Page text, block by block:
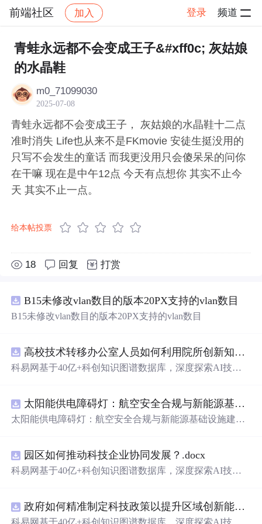
前端社区 加入 登录 频道
社区 前端社区 感慨 帖子详情
青蛙永远都不会变成王子&#xff0c; 灰姑娘
的水晶鞋
m0_71099030
2025-07-08
青蛙永远都不会变成王子， 灰姑娘的水晶鞋十二点
准时消失 Life也从来不是FKmovie 安徒生挺没用的
只写不会发生的童话 而我更没用只会傻呆呆的问你
在干嘛 现在是中午12点 今天有点想你 其实不止今
天 其实不止一点。
给本帖投票
18 回复 打赏
B15未修改vlan数目的版本20PX支持的vlan数目
B15未修改vlan数目的版本20PX支持的vlan数目
高校技术转移办公室人员如何利用院所创新知识图谱发现技术转化瓶颈？.docx
科易网基于40亿+科创知识图谱数据库，深度探索AI技术
新领域的AI+数智化解决方案，推动科技创新与产业创新
智能化发展。
太阳能供电障碍灯：航空安全合规与新能源基础设施建设驱动的离网照明市场.docx
太阳能供电障碍灯：航空安全合规与新能源基础设施建设
园区如何推动科技企业协同发展？.docx
科易网基于40亿+科创知识图谱数据库，深度探索AI技术
新领域的AI+数智化解决方案，推动科技创新与产业创新
智能化发展。
政府如何精准制定科技政策以提升区域创新能力？.docx